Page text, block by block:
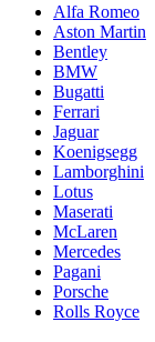
Alfa Romeo
Aston Martin
Bentley
BMW
Bugatti
Ferrari
Jaguar
Koenigsegg
Lamborghini
Lotus
Maserati
McLaren
Mercedes
Pagani
Porsche
Rolls Royce